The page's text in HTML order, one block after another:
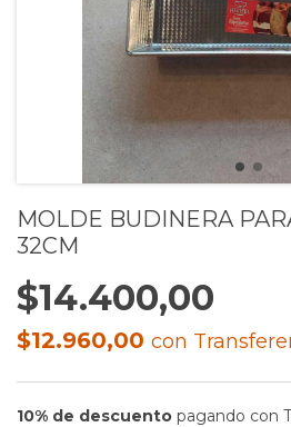
MOLDE BUDINERA
32CM
$14.400,00
$12.960,00 con
10% de descuento pagando con